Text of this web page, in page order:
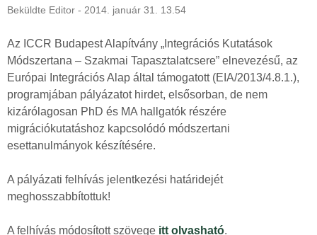
k
p
c
s
o
l
a
t
s
a
e
z
e
t
ő
t
k
r
e
Beküldte Editor - 2014. január 31. 13.54
Az ICCR Budapest Alapítvány „Integrációs Kutatások
Módszertana – Szakmai Tapasztalatcsere” elnevezésű, az
Európai Integrációs Alap által támogatott (EIA/2013/4.8.1.),
programjában pályázatot hirdet, elsősorban, de nem
kizárólagosan PhD és MA hallgatók részére
migrációkutatáshoz kapcsolódó módszertani
esettanulmányok készítésére.
A pályázati felhívás jelentkezési határidejét
meghosszabbítottuk!
A felhívás módosított szövege itt olvasható.